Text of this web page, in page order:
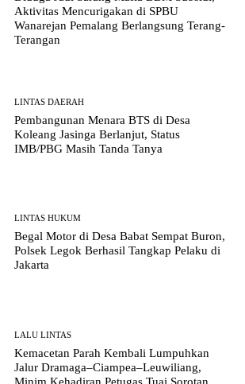
Aktivitas Mencurigakan di SPBU
Wanarejan Pemalang Berlangsung Terang-
Terangan
LINTAS DAERAH
Pembangunan Menara BTS di Desa
Koleang Jasinga Berlanjut, Status
IMB/PBG Masih Tanda Tanya
LINTAS HUKUM
Begal Motor di Desa Babat Sempat Buron,
Polsek Legok Berhasil Tangkap Pelaku di
Jakarta
LALU LINTAS
Kemacetan Parah Kembali Lumpuhkan
Jalur Dramaga–Ciampea–Leuwiliang,
Minim Kehadiran Petugas Tuai Sorotan